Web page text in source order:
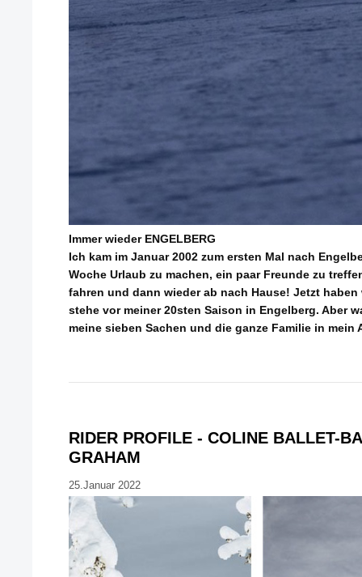
Immer wieder ENGELBERG
Ich kam im Januar 2002 zum ersten Mal nach
Woche Urlaub zu machen, ein paar Freunde zu
fahren und dann wieder ab nach Hause! Jetzt
stehe vor meiner 20sten Saison in Engelberg. Aber
meine sieben Sachen und die ganze Familie in mein
RIDER PROFILE - COLINE BALLET-
GRAHAM
25.Januar 2022